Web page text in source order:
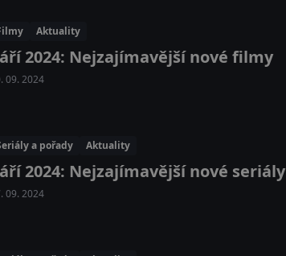
Aktuality
2024: Nejzajímavější nové filmy
09. 2024
a pořady Aktuality
2024: Nejzajímavější nové seriály
09. 2024